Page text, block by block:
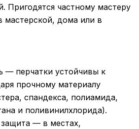
Пригодятся частному мастеру
мастерской, дома или в
— перчатки устойчивы к
прочному материалу
спандекса, полиамида,
и поливинилхлорида).
— в местах,